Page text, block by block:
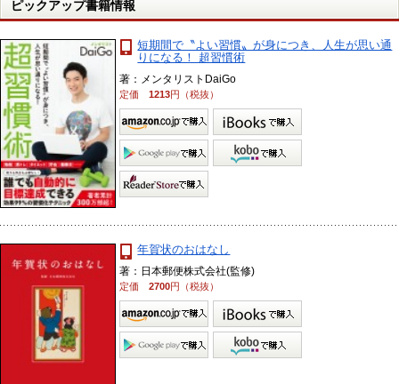
ピックアップ書籍情報
短期間で〝よい習慣〟が身につき、人生が思い通
りになる！ 超習慣術
著：メンタリストDaiGo
定価1213円（税抜）
年賀状のおはなし
著：日本郵便株式会社(監修)
定価2700円（税抜）